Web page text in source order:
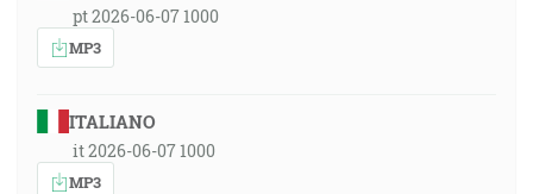
pt 2026-06-07 1000
MP3
ITALIANO
it 2026-06-07 1000
MP3